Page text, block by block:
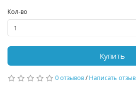
Кол-во
Купить
0 отзывов/ Написать отзыв